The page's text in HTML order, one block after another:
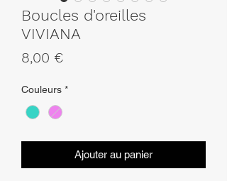
Boucles d'oreilles
VIVIANA
8,00 €
Couleurs *
Ajouter au panier